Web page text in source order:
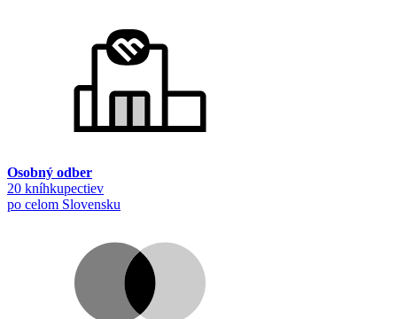
Osobný odber
20 kníhkupectiev
po celom Slovensku